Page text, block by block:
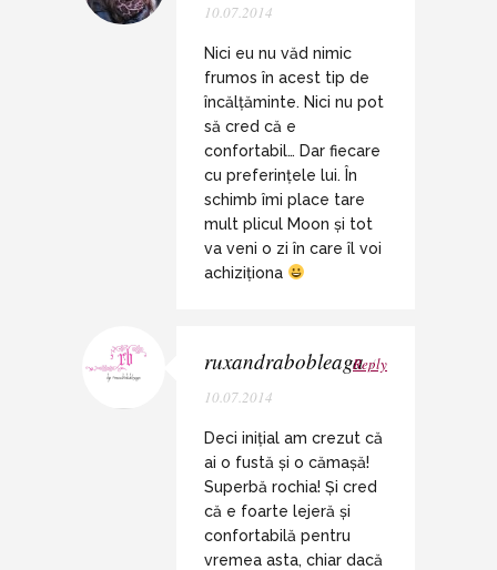
10.07.2014
Nici eu nu văd nimic
frumos în acest tip de
încălțăminte. Nici nu pot
să cred că e
confortabil… Dar fiecare
cu preferințele lui. În
schimb îmi place tare
mult plicul Moon și tot
va veni o zi în care îl voi
achiziționa
ruxandrabobleaga /
10.07.2014
Reply
Deci inițial am crezut că
ai o fustă și o cămașă!
Superbă rochia! Și cred
că e foarte lejeră și
confortabilă pentru
vremea asta, chiar dacă